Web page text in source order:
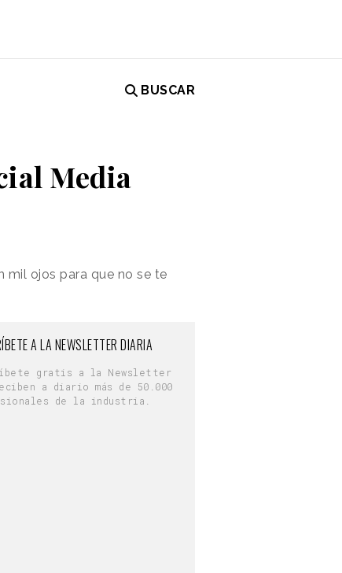
BUSCAR
Media
mil ojos para que no se te
A LA NEWSLETTER DIARIA
gratis a la Newsletter
a diario más de 50.000
de la industria.